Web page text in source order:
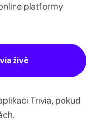
platformy
živě
Trivia, pokud